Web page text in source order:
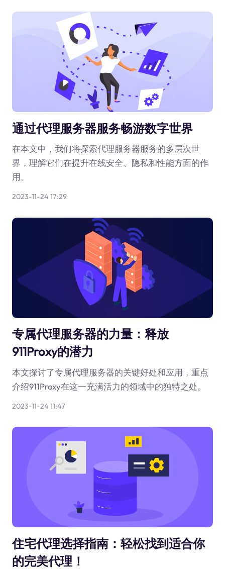
通过代理服务器服务畅游数字世界
在本文中，我们将探索代理服务器服务的多层次世
界，理解它们在提升在线安全、隐私和性能方面的作
用。
2023-11-24 17:29
专属代理服务器的力量：释放
911Proxy的潜力
本文探讨了专属代理服务器的关键好处和应用，重点
介绍911Proxy在这一充满活力的领域中的独特之处。
2023-11-24 11:47
住宅代理选择指南：轻松找到适合你
的完美代理！